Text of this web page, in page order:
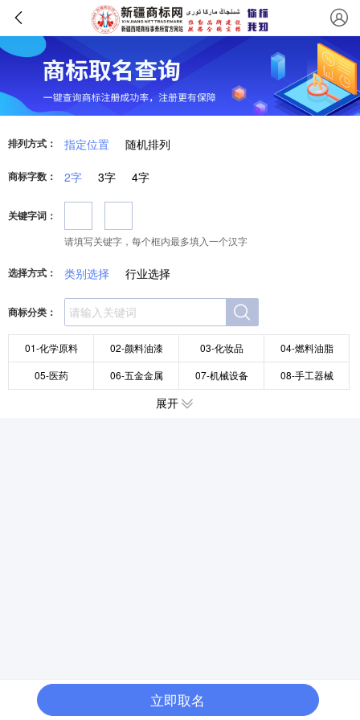
排列方式： 指定位置 随机排列
商标字数： 2字 3字 4字
关键字词：
请填写关键字，每个框内最多填入一个汉字
选择方式： 类别选择 行业选择
商标分类：
01-化学原料 02-颜料油漆 03-化妆品
04-燃料油脂
05-医药
06-五金金属 07-机械设备 08-手工器械
展开
立即取名